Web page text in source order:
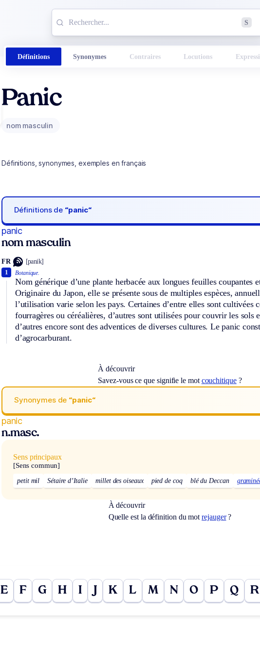
S
Définitions Synonymes Contraires Locutions
Panic
nom masculin
Définitions, synonymes, exemples en français
Définitions de “panic“
panic
nom masculin
FR [panik]
Botanique.
Nom générique d’une plante herbacée aux longues feuilles coupantes
Originaire du Japon, elle se présente sous de multiples espèces,
l’utilisation varie selon les pays. Certaines d’entre elles sont cultivées
fourragères ou céréalières, d’autres sont utilisées pour couvrir les sols
d’autres encore sont des adventices de diverses cultures. Le panic
d’agrocarburant.
1
À découvrir
Savez-vous ce que signifie le mot couchitique?
Synonymes de “panic“
panic
n.masc.
Sens principaux
[Sens commun]
petit mil Sétaire d’Italie millet des oiseaux pied de coq blé du Deccan
À découvrir
Quelle est la définition du motrejauger?
E F G H I J K L M N O P Q R